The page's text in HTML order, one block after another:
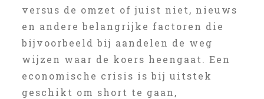
versus de omzet of juist niet, nieuws
en andere belangrijke factoren die
bijvoorbeeld bij aandelen de weg
wijzen waar de koers heengaat. Een
economische crisis is bij uitstek
geschikt om short te gaan,